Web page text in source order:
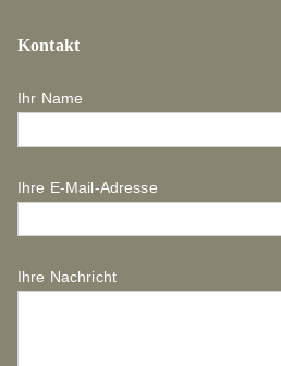
Kontakt
Ihr Name
Ihre E-Mail-Adresse
Ihre Nachricht